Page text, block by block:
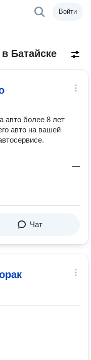
Войти
Батайске
авто более 8 лет
авто на вашей
—
Чат